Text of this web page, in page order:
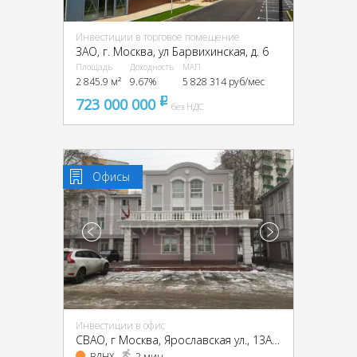
Инвестиции в торговое помещение
ЗАО, г. Москва, ул Барвихинская, д. 6
Площадь
2 845.9 м²
Доходность
9.67%
МАП
5 828 314 руб/мес
723 000 000 pуббез НДС
Офисы
Инвестиции в офис